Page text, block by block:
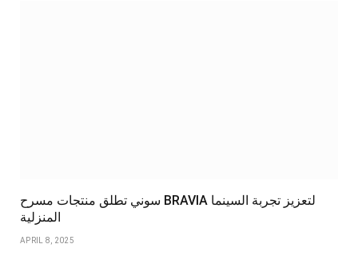
سوني تطلق منتجات مسرح BRAVIA لتعزيز تجربة السينما
المنزلية
APRIL 8, 2025